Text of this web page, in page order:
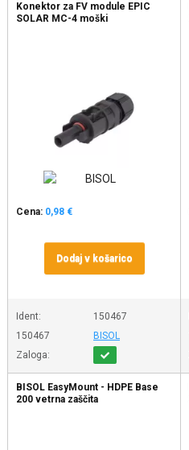
Konektor za FV module EPIC
SOLAR MC-4 moški
Cena: 0,98 €
Dodaj v košarico
Ident:
150467
150467
BISOL
Zaloga:
BISOL EasyMount - HDPE Base
200 vetrna zaščita